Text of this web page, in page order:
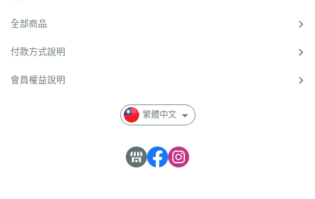
全部商品
付款方式說明
會員權益說明
繁體中文